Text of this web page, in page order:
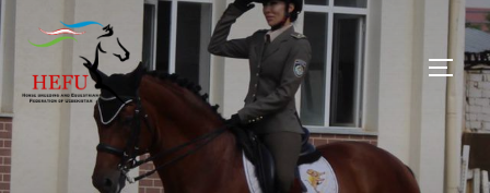
Перейти
содержимому